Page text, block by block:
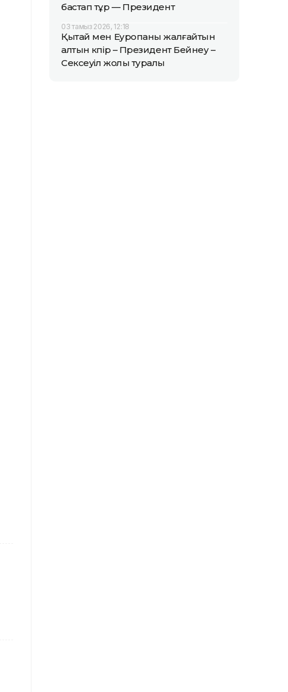
бастап тұр — Президент
03 тамыз 2026, 12:18
Қытай мен Еуропаны жалғайтын
алтын көпір – Президент Бейнеу –
Сексеуіл жолы туралы